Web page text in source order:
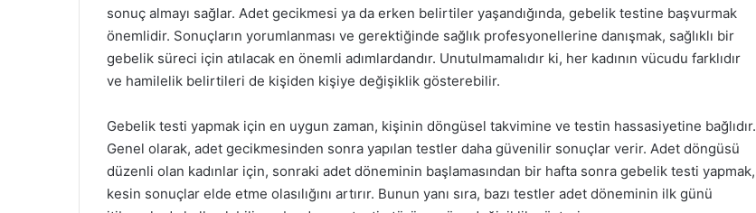
sonuç almayı sağlar. Adet gecikmesi ya da erken belirtiler yaşandığında, gebelik testine başvurmak
önemlidir. Sonuçların yorumlanması ve gerektiğinde sağlık profesyonellerine danışmak, sağlıklı bir
gebelik süreci için atılacak en önemli adımlardandır. Unutulmamalıdır ki, her kadının vücudu farklıdır
ve hamilelik belirtileri de kişiden kişiye değişiklik gösterebilir.
Gebelik testi yapmak için en uygun zaman, kişinin döngüsel takvimine ve testin hassasiyetine bağlıdır.
Genel olarak, adet gecikmesinden sonra yapılan testler daha güvenilir sonuçlar verir. Adet döngüsü
düzenli olan kadınlar için, sonraki adet döneminin başlamasından bir hafta sonra gebelik testi yapmak,
kesin sonuçlar elde etme olasılığını artırır. Bunun yanı sıra, bazı testler adet döneminin ilk günü